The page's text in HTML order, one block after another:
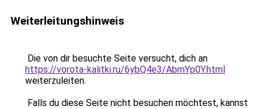
Weiterleitungshinweis
Die von dir besuchte Seite versucht, dich an
https://vorota-kalitki.ru/6ybQ4e3/AbmYp0Y.html
weiterzuleiten.
Falls du diese Seite nicht besuchen möchtest, kannst